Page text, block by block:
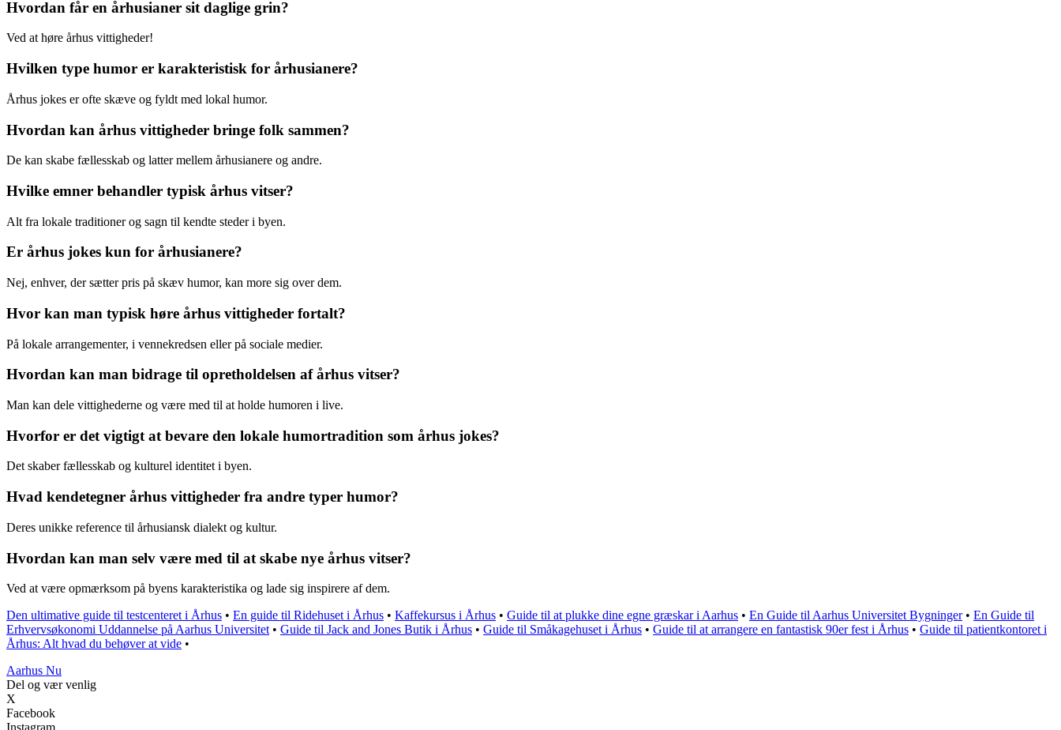
Hvordan får en århusianer sit daglige grin?
Ved at høre århus vittigheder!
Hvilken type humor er karakteristisk for århusianere?
Århus jokes er ofte skæve og fyldt med lokal humor.
Hvordan kan århus vittigheder bringe folk sammen?
De kan skabe fællesskab og latter mellem århusianere og andre.
Hvilke emner behandler typisk århus vitser?
Alt fra lokale traditioner og sagn til kendte steder i byen.
Er århus jokes kun for århusianere?
Nej, enhver, der sætter pris på skæv humor, kan more sig over dem.
Hvor kan man typisk høre århus vittigheder fortalt?
På lokale arrangementer, i vennekredsen eller på sociale medier.
Hvordan kan man bidrage til opretholdelsen af århus vitser?
Man kan dele vittighederne og være med til at holde humoren i live.
Hvorfor er det vigtigt at bevare den lokale humortradition som århus jokes?
Det skaber fællesskab og kulturel identitet i byen.
Hvad kendetegner århus vittigheder fra andre typer humor?
Deres unikke reference til århusiansk dialekt og kultur.
Hvordan kan man selv være med til at skabe nye århus vitser?
Ved at være opmærksom på byens karakteristika og lade sig inspirere af dem.
Den ultimative guide til testcenteret i Århus • En guide til Ridehuset i Århus • Kaffekursus i Århus • Guide til at plukke dine egne græskar i Aarhus • En Guide til Aarhus Universitet Bygninger• En Guide til
Erhvervsøkonomi Uddannelse på Aarhus Universitet • Guide til Jack and Jones Butik i Århus • Guide til Småkagehuset i Århus • Guide til at arrangere en fantastisk 90er fest i Århus • Guide til patientkontoret i
Århus: Alt hvad du behøver at vide •
Aarhus Nu
Del og vær venlig
X
Facebook